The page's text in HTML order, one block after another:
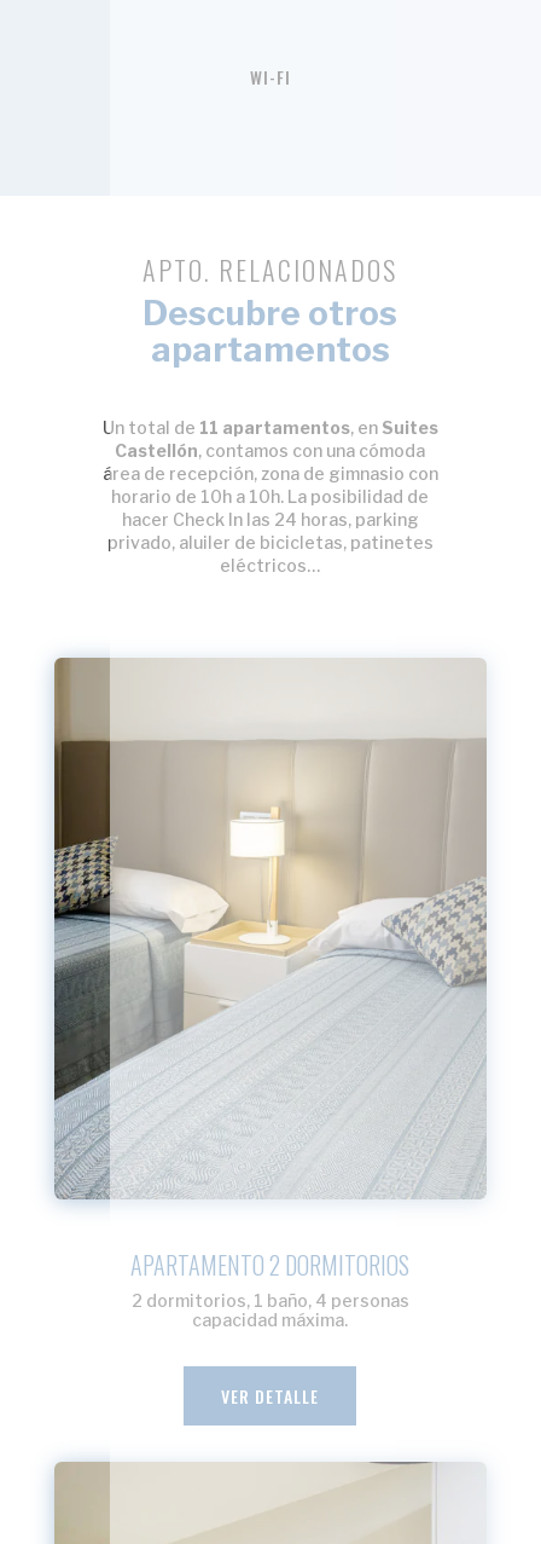
WI-FI
APTO. RELACIONADOS
Descubre otros
apartamentos
Un total de 11 apartamentos, en Suites
Castellón, contamos con una cómoda
área de recepción, zona de gimnasio con
horario de 10h a 10h. La posibilidad de
hacer Check In las 24 horas, parking
privado, aluiler de bicicletas, patinetes
eléctricos…
APARTAMENTO 2 DORMITORIOS
2 dormitorios, 1 baño, 4 personas
capacidad máxima.
VER DETALLE